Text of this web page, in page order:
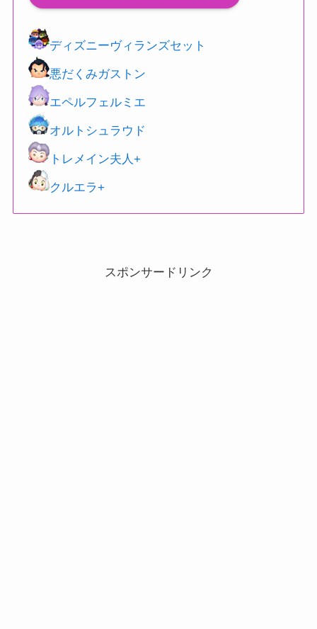
ディズニーヴィランズセット
悪だくみガストン
エペルフェルミエ
オルトシュラウド
トレメイン夫人+
クルエラ+
スポンサードリンク